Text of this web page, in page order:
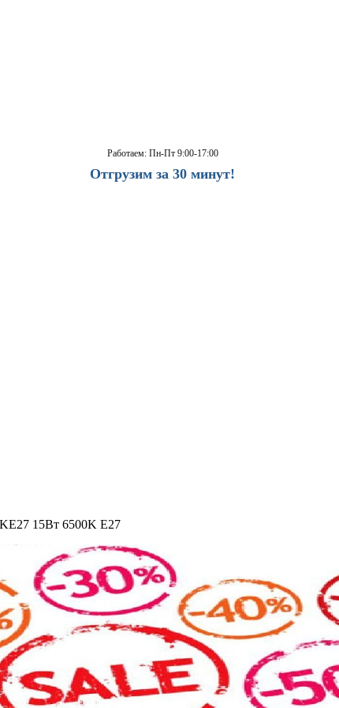
Работаем: Пн-Пт 9:00-17:00
Отгрузим за 30 минут!
15Вт 6500K E27